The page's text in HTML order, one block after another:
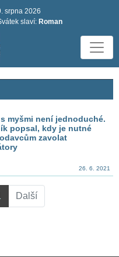
srpna 2026
slaví: Roman
myšmi není jednoduché.
popsal, kdy je nutné
zavolat
26. 6. 2021
Další